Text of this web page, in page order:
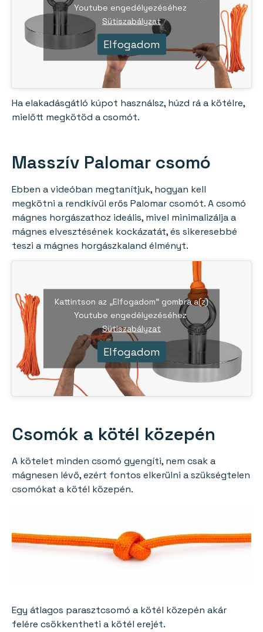
Youtube engedélyezéséhez
Sütiszabályzat
Elfogadom
Ha elakadásgátló kúpot használsz, húzd rá a kötélre,
mielőtt megkötöd a csomót.
Masszív Palomar csomó
Ebben a videóban megtanítjuk, hogyan kell
megkötni a rendkívül erős Palomar csomót. A csomó
mágnes horgászathoz ideális, mivel minimalizálja a
mágnes elvesztésének kockázatát, és sikeresebbé
teszi a mágnes horgászkaland élményt.
Kattintson az „Elfogadom” gombra a(z)
Youtube engedélyezéséhez
Sütiszabályzat
Elfogadom
Csomók a kötél közepén
A kötelet minden csomó gyengíti, nem csak a
mágnesen lévő, ezért fontos elkerülni a szükségtelen
csomókat a kötél közepén.
Egy átlagos parasztcsomó a kötél közepén akár
felére csökkentheti a kötél erejét.